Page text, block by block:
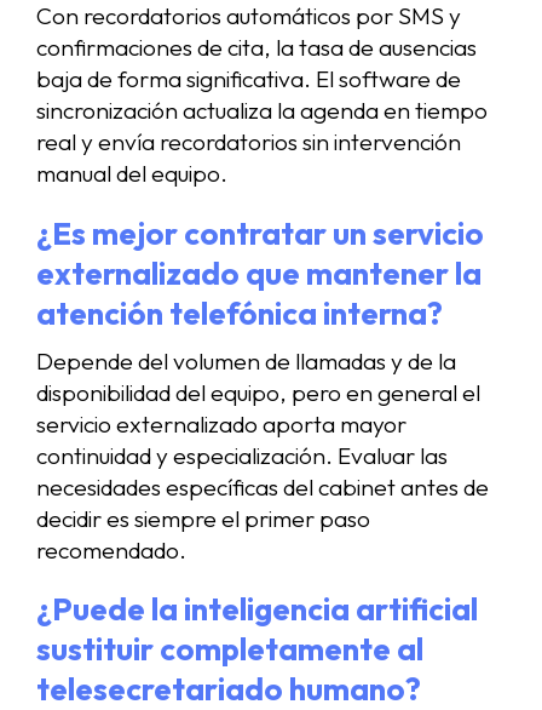
Con recordatorios automáticos por SMS y
confirmaciones de cita, la tasa de ausencias
baja de forma significativa. El software de
sincronización actualiza la agenda en tiempo
real y envía recordatorios sin intervención
manual del equipo.
¿Es mejor contratar un servicio
externalizado que mantener la
atención telefónica interna?
Depende del volumen de llamadas y de la
disponibilidad del equipo, pero en general el
servicio externalizado aporta mayor
continuidad y especialización. Evaluar las
necesidades específicas del cabinet antes de
decidir es siempre el primer paso
recomendado.
¿Puede la inteligencia artificial
sustituir completamente al
telesecretariado humano?